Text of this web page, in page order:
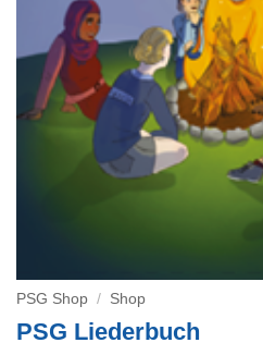
PSG Shop / Shop
PSG Liederbuch